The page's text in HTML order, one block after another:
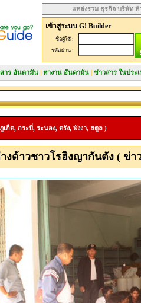
แหล่งรวม ธุรกิจ บริษัท
เข้าสู่ระบบ G! Builder
ชื่อผู้ใช้ :
รหัสผ่าน :
าร อันดามัน | หางาน อันดามัน | ข่าวสาร ในประ
ก็ต, กระบี่, ระนอง, ตรัง, พังงา, สตูล )
งด้าวชาวโรฮิงญากันตัง ( ข่า